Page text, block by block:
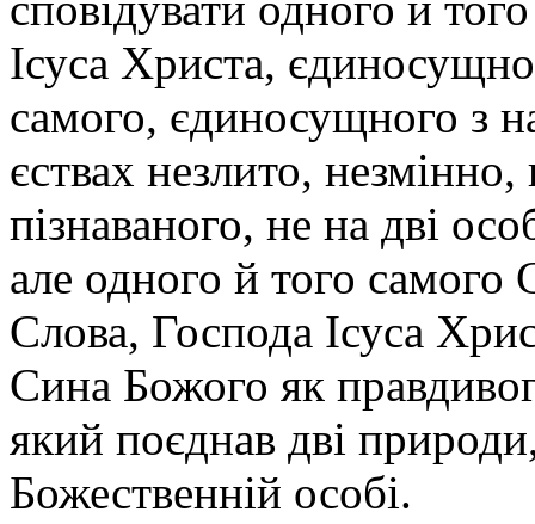
Ісуса Христа,
самого, єдиносущного з
єствах незлито,
пізнаваного, не на дві
але одного й того самого
Слова, Господа Ісуса
Сина Божого як
який поєднав дві
Божественній особі.